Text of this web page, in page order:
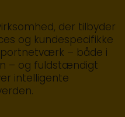
der tilbyder
og kundespecifikke
– både i
– og fuldstændigt
intelligente